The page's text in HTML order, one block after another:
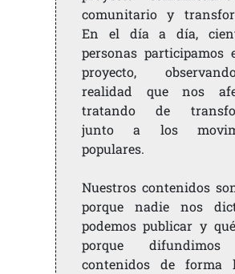
comunitario y
En el día a día,
personas participamos
proyecto,
realidad que nos
tratando de
junto a los
populares.
Nuestros contenidos
porque nadie nos
podemos publicar y
porque difundimos
contenidos de forma